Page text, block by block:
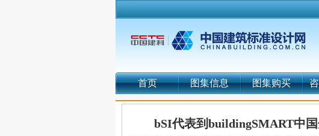
首页 图集信息 图集购买
bSI代表到buildingSMART中